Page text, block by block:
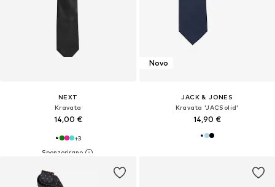
NEXT
Kravata
14,00 €
+3
Novo
JACK & JONES
Kravata 'JACSolid'
14,90 €